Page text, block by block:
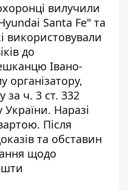
вилучили
Santa Fe" та
використовували
до
Івано-
організатору,
за ч. 3 ст. 332
Наразі
Після
та обставин
щодо